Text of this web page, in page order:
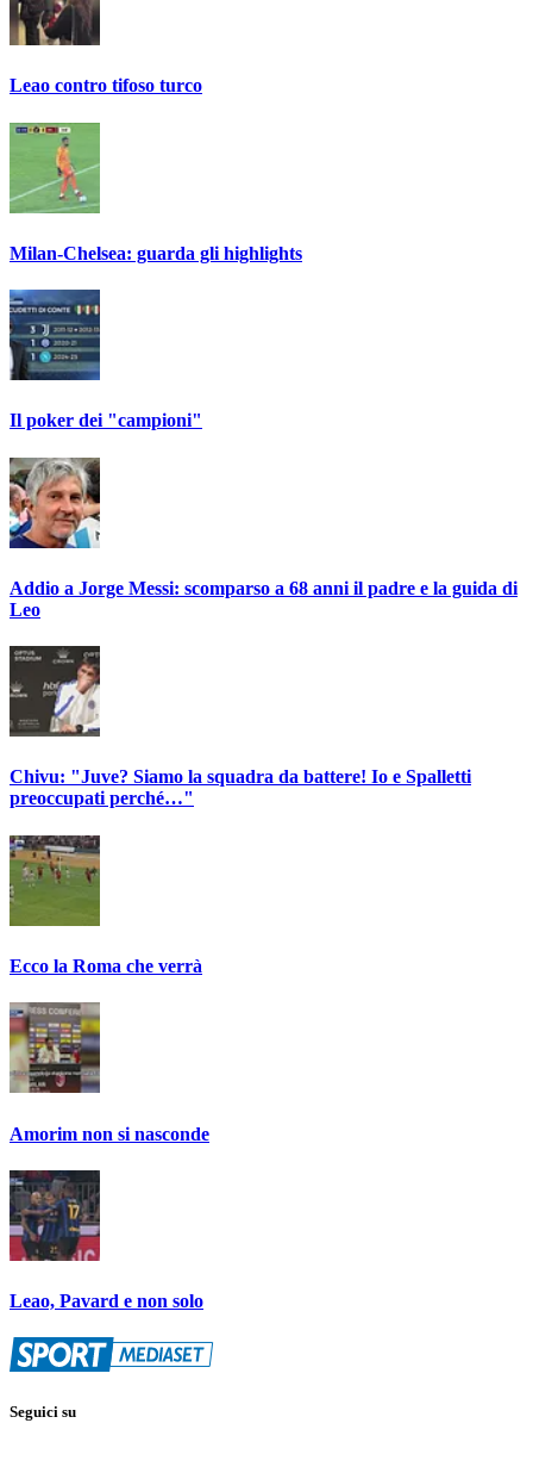
Leao contro tifoso turco
Milan-Chelsea: guarda gli highlights
Il poker dei "campioni"
Addio a Jorge Messi: scomparso a 68 anni il padre e la guida di
Leo
Chivu: "Juve? Siamo la squadra da battere! Io e Spalletti
preoccupati perché…"
Ecco la Roma che verrà
Amorim non si nasconde
Leao, Pavard e non solo
Seguici su